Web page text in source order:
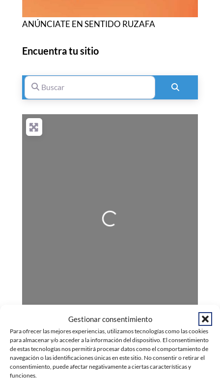
Gestionar consentimiento
Para ofrecer las mejores experiencias, utilizamos tecnologías como las cookies
para almacenar y/o acceder a la información del dispositivo. El consentimiento
de estas tecnologías nos permitirá procesar datos como el comportamiento de
navegación o las identificaciones únicas en este sitio. No consentir o retirar el
consentimiento, puede afectar negativamente a ciertas características y
funciones.
ANÚNCIATE EN SENTIDO RUZAFA
Encuentra tu sitio
Buscar
Cargando…
Novedades:
Russafa escénica, la pirueta amb doble salt cap